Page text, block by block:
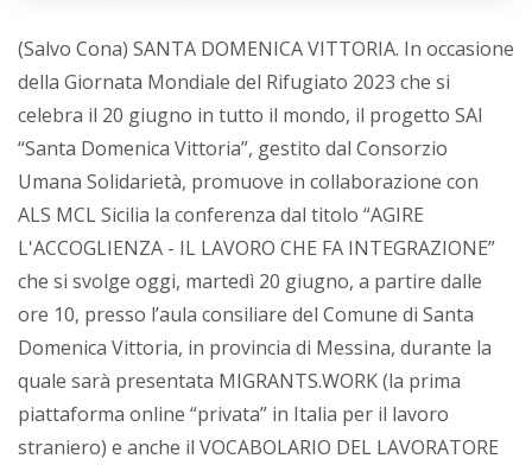
(Salvo Cona) SANTA DOMENICA VITTORIA. In occasione
della Giornata Mondiale del Rifugiato 2023 che si
celebra il 20 giugno in tutto il mondo, il progetto SAI
“Santa Domenica Vittoria”, gestito dal Consorzio
Umana Solidarietà, promuove in collaborazione con
ALS MCL Sicilia la conferenza dal titolo “AGIRE
L'ACCOGLIENZA - IL LAVORO CHE FA INTEGRAZIONE”
che si svolge oggi, martedì 20 giugno, a partire dalle
ore 10, presso l’aula consiliare del Comune di Santa
Domenica Vittoria, in provincia di Messina, durante la
quale sarà presentata MIGRANTS.WORK (la prima
piattaforma online “privata” in Italia per il lavoro
straniero) e anche il VOCABOLARIO DEL LAVORATORE